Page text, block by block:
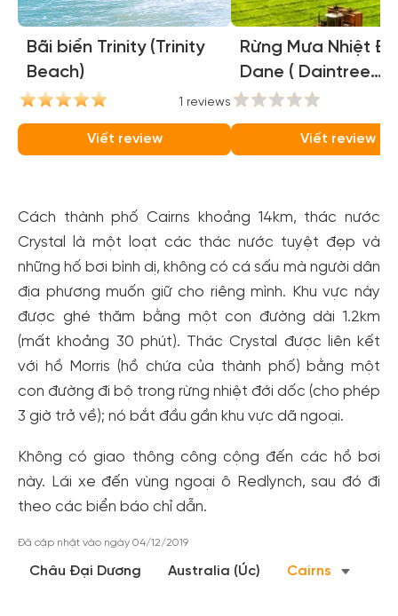
Bãi biển Trinity (Trinity
Beach)
1 reviews
Viết review
Rừng Mưa Nhiệt
Dane ( Daintree
National Park )
Viết review
Cách thành phố Cairns khoảng 14km, thác nước
Crystal là một loạt các thác nước tuyệt đẹp và
những hố bơi bình dị, không có cá sấu mà người dân
địa phương muốn giữ cho riêng mình. Khu vực này
được ghé thăm bằng một con đường dài 1.2km
(mất khoảng 30 phút). Thác Crystal được liên kết
với hồ Morris (hồ chứa của thành phố) bằng một
con đường đi bộ trong rừng nhiệt đới dốc (cho phép
3 giờ trở về); nó bắt đầu gần khu vực dã ngoại.
Không có giao thông công cộng đến các hồ bơi
này. Lái xe đến vùng ngoại ô Redlynch, sau đó đi
theo các biển báo chỉ dẫn.
Đã cập nhật vào ngày 04/12/2019
Châu Đại Dương Australia (Úc) Cairns
Tạo tài khoản nhanh - nhận nhiều ưu
đãi!
Tạo tài khoản để có thểnhận ngay các ưu đãi
cho cộng đồng.